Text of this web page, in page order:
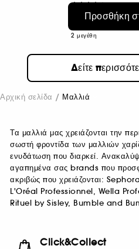
474
€ 17,50
2 μεγέθη
Προσθήκη
Δείτε
Αρχική σελίδα Μαλλιά
Τα μαλλιά μας χρειάζονται την
σωστή φροντίδα των μαλλιών
ενυδάτωση που διαρκεί.
αγαπημένα σας brands που
ακριβώς που χρειάζονται:
L'Oréal Professionnel, Wella
Rituel by Sisley, Bumble and
Click&Collect